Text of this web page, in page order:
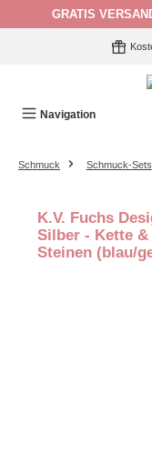
Zum Hauptinhalt springen
GRATIS
Navigation
Schmuck Schmuck-Sets
K.V. Fuchs
Silber - Kette
Steinen (blau/